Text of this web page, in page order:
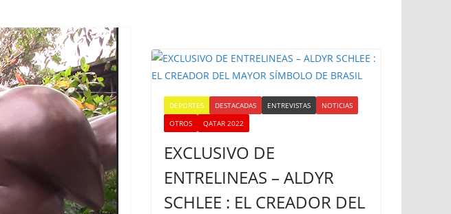
DEPORTES DESTACADAS ENTREVISTAS
NOTICIAS
OTROS
QATAR 2022
EXCLUSIVO DE
ENTRELINEAS – ALDYR
SCHLEE : EL CREADOR DEL